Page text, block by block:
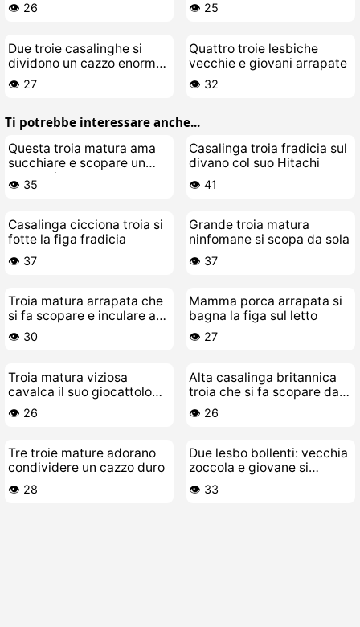
👁️ 26 👁️ 25
Due troie casalinghe si
dividono un cazzo enorme
in un terzetto bollente
👁️ 27
Quattro troie lesbiche
vecchie e giovani arrapate
👁️ 32
Ti potrebbe interessare anche...
Questa troia matura ama
succhiare e scopare un
cazzo giovane
👁️ 35
Casalinga troia fradicia sul
divano col suo Hitachi
👁️ 41
Casalinga cicciona troia si
fotte la figa fradicia
👁️ 37
Grande troia matura
ninfomane si scopa da sola
👁️ 37
Troia matura arrapata che
si fa scopare e inculare a
manetta
👁️ 30
Mamma porca arrapata si
bagna la figa sul letto
👁️ 27
Troia matura viziosa
cavalca il suo giocattolo
preferito fino in fondo sul
letto
👁️ 26
Alta casalinga britannica
troia che si fa scopare dal
suo stallone giovane
👁️ 26
Tre troie mature adorano
condividere un cazzo duro
👁️ 28
Due lesbo bollenti: vecchia
zoccola e giovane si
bagano fighe
👁️ 33